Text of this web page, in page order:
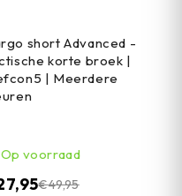
short Advanced -
korte broek |
| Meerdere
Op voorraad
€49,95